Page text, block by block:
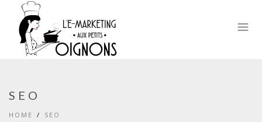
SEO
HOME SEO